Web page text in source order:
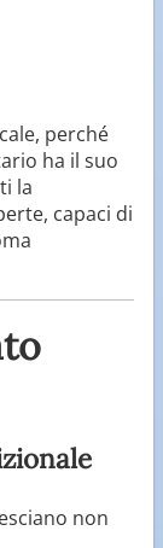
perché
ha il suo
la
capaci di
non